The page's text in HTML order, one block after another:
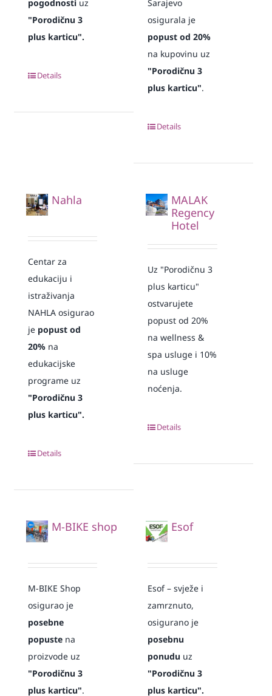
pogodnostiuz
"Porodičnu 3
plus karticu".
Details
Sarajevo
osigurala je
popust od 20%
na kupovinu uz
"Porodičnu 3
plus karticu".
Details
Nahla
Centar za
edukaciju i
istraživanja
NAHLA osigurao
je popust od
20% na
edukacijske
programe uz
"Porodičnu 3
plus karticu".
Details
MALAK
Regency
Hotel
Uz "Porodičnu 3
plus karticu"
ostvarujete
popust od 20%
na wellness &
spa usluge i 10%
na usluge
noćenja.
Details
M-BIKE shop
M-BIKE Shop
osigurao je
posebne
popustena
proizvode uz
"Porodičnu 3
plus karticu".
Esof
Esof – svježe i
zamrznuto,
osigurano je
posebnu
ponudu uz
"Porodičnu 3
plus karticu".